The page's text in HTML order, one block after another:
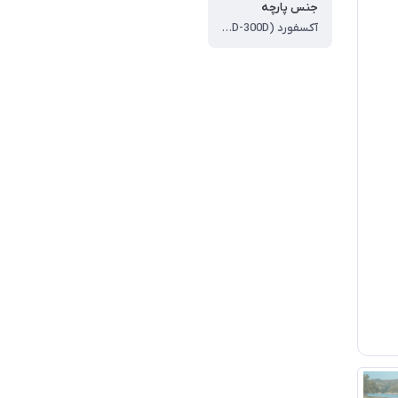
جنس پارچه
آکسفورد (190T-150D-300D)